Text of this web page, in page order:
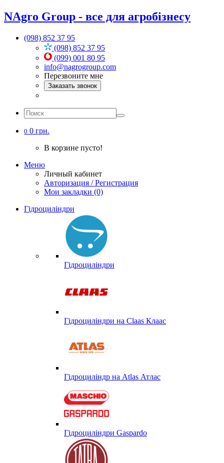
NAgro Group - все для агробізнесу
(098) 852 37 95
(098) 852 37 95
(099) 001 80 95
info@nagrogroup.com
Перезвоните мне
Заказать звонок
0 0 грн.
В корзине пусто!
Меню
Личный кабинет
Авторизация / Регистрация
Мои закладки (0)
Гідроциліндри
Гідроциліндри
Гідроциліндри на Claas Клаас
Гідроциліндр на Atlas Атлас
Гідроциліндри Gaspardo